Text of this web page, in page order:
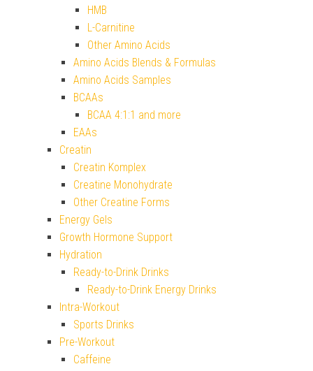
HMB
L-Carnitine
Other Amino Acids
Amino Acids Blends & Formulas
Amino Acids Samples
BCAAs
BCAA 4:1:1 and more
EAAs
Creatin
Creatin Komplex
Creatine Monohydrate
Other Creatine Forms
Energy Gels
Growth Hormone Support
Hydration
Ready-to-Drink Drinks
Ready-to-Drink Energy Drinks
Intra-Workout
Sports Drinks
Pre-Workout
Caffeine